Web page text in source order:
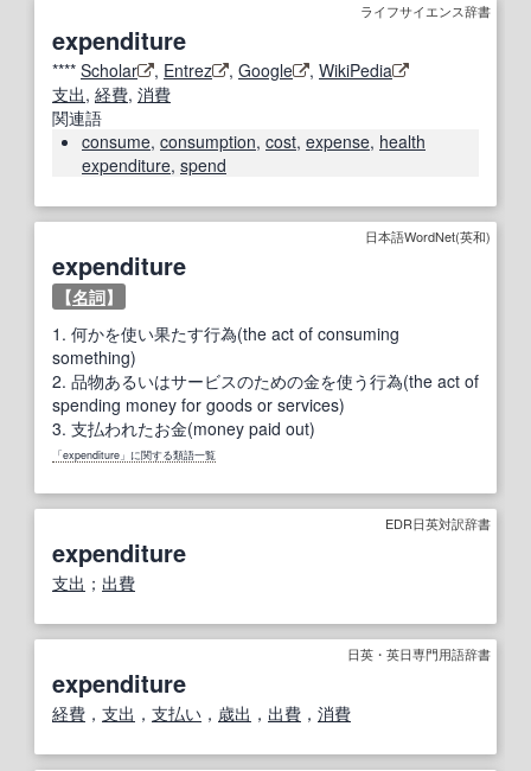
ライフサイエンス辞書
expenditure
**** Scholar , Entrez , Google , WikiPedia
支出, 経費, 消費
関連語
consume, consumption, cost, expense, health
expenditure, spend
日本語WordNet(英和)
expenditure
【名詞】
1. 何かを使い果たす行為(the act of consuming
something)
2. 品物あるいはサービスのための金を使う行為(the act of
spending money for goods or services)
3. 支払われたお金(money paid out)
「expenditure」に関する類語一覧
EDR日英対訳辞書
expenditure
支出 ； 出費
日英・英日専門用語辞書
expenditure
経費 ， 支出 ， 支払い ， 歳出 ， 出費 ， 消費